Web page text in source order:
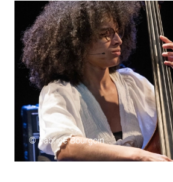
© Fabrice Bourgoin